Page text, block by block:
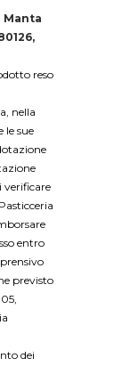
reso
nella
le sue
verificare
entro
previsto
dei